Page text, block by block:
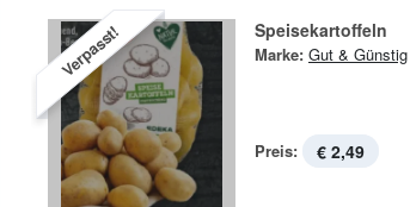
Verpasst! Speisekartoffeln
Marke: Gut & Günstig
Preis: € 2,49